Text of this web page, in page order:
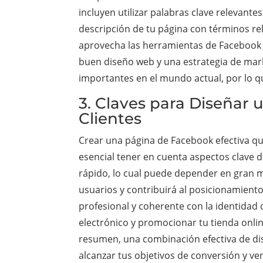
incluyen utilizar palabras clave
descripción de tu página con términos
aprovecha las herramientas de
buen diseño web y una estrategia de
importantes en el mundo actual, por lo
3. Claves para Diseñar
Clientes
Crear una página de Facebook efectiva
esencial tener en cuenta aspectos clave
rápido, lo cual puede depender en gran
usuarios y contribuirá al
profesional y coherente con la
electrónico y promocionar tu tienda
resumen, una combinación efectiva de
alcanzar tus objetivos de conversión y